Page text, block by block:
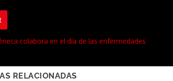
colabora en el día de las enfermedades
RELACIONADAS